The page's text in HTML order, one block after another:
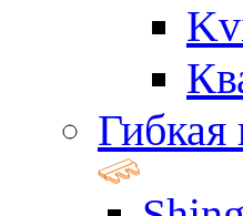
Гибкая